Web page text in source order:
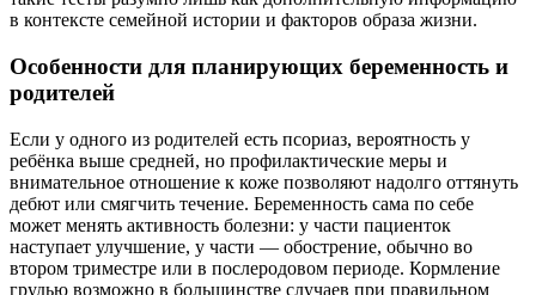
в контексте семейной истории и факторов образа жизни.
Особенности для планирующих беременность и
родителей
Если у одного из родителей есть псориаз, вероятность у
ребёнка выше средней, но профилактические меры и
внимательное отношение к коже позволяют надолго оттянуть
дебют или смягчить течение. Беременность сама по себе
может менять активность болезни: у части пациенток
наступает улучшение, у части — обострение, обычно во
втором триместре или в послеродовом периоде. Кормление
грудью возможно в большинстве случаев при правильном